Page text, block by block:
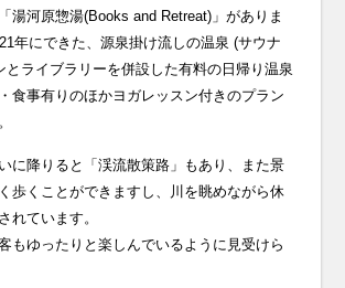
湯河原惣湯(Books and Retreat)」がありま
年にできた、源泉掛け流しの温泉 (サウナ
とライブラリーを併設した有料の日帰り温泉
食事有りのほかヨガレッスン付きのプラン
に降りると「渓流散策路」もあり、また景
歩くことができますし、川を眺めながら休
れています。
もゆったりと楽しんでいるように見受けら